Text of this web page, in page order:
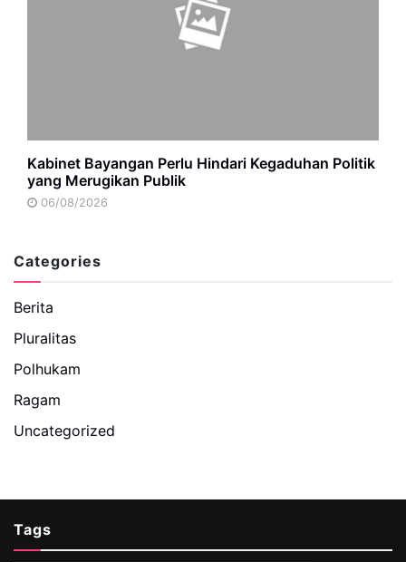
Kabinet Bayangan Perlu Hindari Kegaduhan Politik
yang Merugikan Publik
06/08/2026
Categories
Berita
Pluralitas
Polhukam
Ragam
Uncategorized
Tags